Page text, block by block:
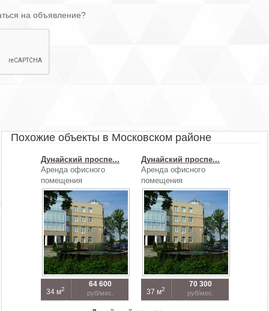
на объявление?
Похожие объекты в Московском районе
Дунайский проспе...
Аренда офисного
помещения
34 м2
64 600
руб/мес.
Дунайский проспе...
Аренда офисного
помещения
37 м2
70 300
руб/мес.